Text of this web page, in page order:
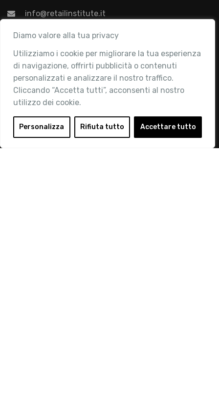
Diamo valore alla tua privacy
Utilizziamo i cookie per migliorare la tua esperienza
di navigazione, offrirti pubblicità o contenuti
personalizzati e analizzare il nostro traffico.
Cliccando “Accetta tutti”, acconsenti al nostro
utilizzo dei cookie.
Personalizza Rifiuta tutto Accettare tutto
info@retailinstitute.it
Associazione
Chi siamo
Attività
Contatti
Area Riservata
Login
Diventa Socio